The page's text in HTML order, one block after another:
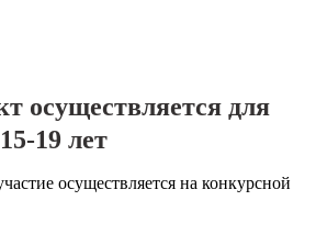
осуществляется для
19 лет
осуществляется на конкурсной